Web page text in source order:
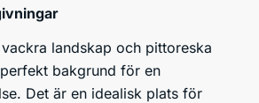
landskap och pittoreska
bakgrund för en
Det är en idealisk plats för